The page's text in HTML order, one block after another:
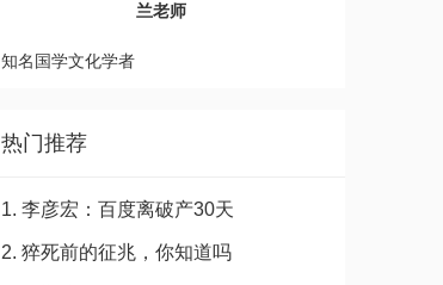
兰老师
知名国学文化学者
热门推荐
1. 李彦宏：百度离破产30天
2. 猝死前的征兆，你知道吗